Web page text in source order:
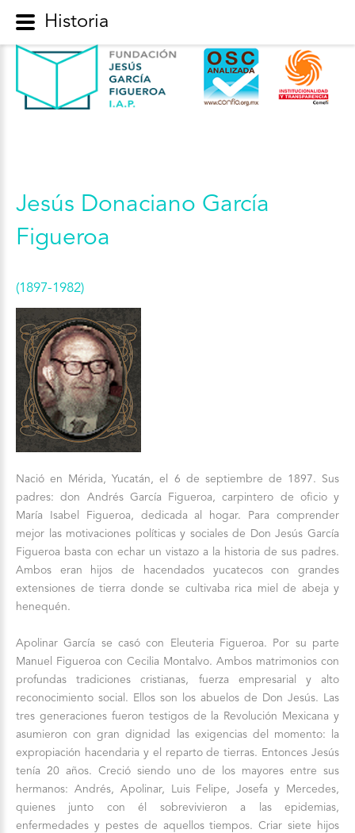
Jesús Donaciano García
Figueroa
(1897-1982)
Nació en Mérida, Yucatán, el 6 de septiembre de 1897. Sus
padres: don Andrés García Figueroa, carpintero de oficio y
María Isabel Figueroa, dedicada al hogar. Para comprender
mejor las motivaciones políticas y sociales de Don Jesús García
Figueroa basta con echar un vistazo a la historia de sus padres.
Ambos eran hijos de hacendados yucatecos con grandes
extensiones de tierra donde se cultivaba rica miel de abeja y
henequén.
Apolinar García se casó con Eleuteria Figueroa. Por su parte
Manuel Figueroa con Cecilia Montalvo. Ambos matrimonios con
profundas tradiciones cristianas, fuerza empresarial y alto
reconocimiento social. Ellos son los abuelos de Don Jesús. Las
tres generaciones fueron testigos de la Revolución Mexicana y
asumieron con gran dignidad las exigencias del momento: la
expropiación hacendaria y el reparto de tierras. Entonces Jesús
tenía 20 años. Creció siendo uno de los mayores entre sus
hermanos: Andrés, Apolinar, Luis Felipe, Josefa y Mercedes,
quienes junto con él sobrevivieron a las epidemias,
enfermedades y pestes de aquellos tiempos. Criar siete hijos
Historia